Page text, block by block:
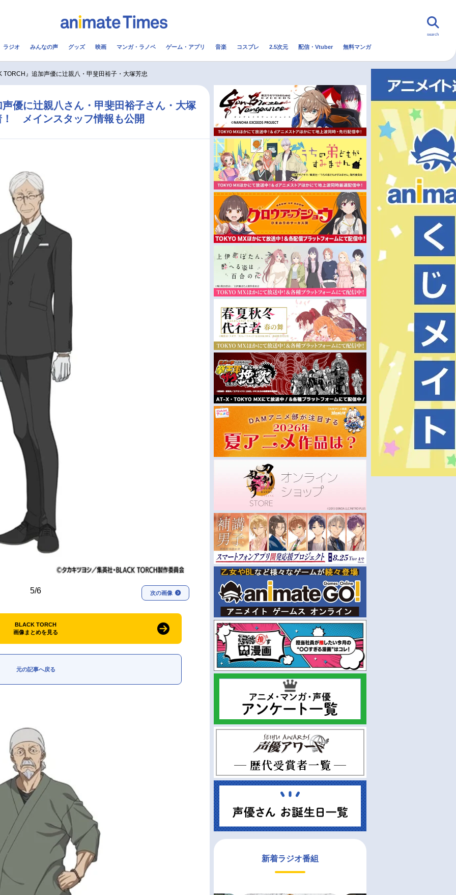
コスプレ 2.5次元 配信・Vtuber トレンド 無料マンガ
今期アニメ曜日別一覧 秋アニメ
冬アニメ
search
ラジオ みんなの声 グッズ 映画 マンガ・ラノベ ゲーム・アプリ 音楽 コスプレ 2.5次元 配信・Vtuber 無料マンガ
TORCH』追加声優に辻親八・甲斐田裕子・大塚芳忠
優に辻親八さん・甲斐田裕子さん・大塚
メインスタッフ情報も公開
5/6 次の画像
BLACK TORCH
画像まとめを見る
元の記事へ戻る
新着ラジオ番組